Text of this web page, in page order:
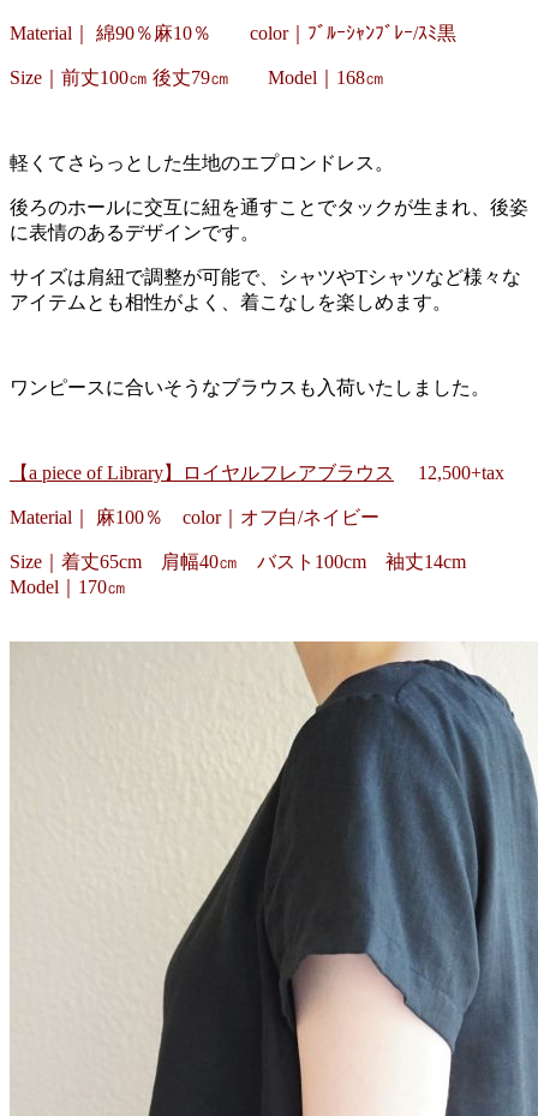
Material｜ 綿90％麻10％ color｜ﾌﾞﾙｰｼｬﾝﾌﾞﾚｰ/ｽﾐ黒
Size｜前丈100㎝ 後丈79㎝ Model｜168㎝
軽くてさらっとした生地のエプロンドレス。
後ろのホールに交互に紐を通すことでタックが生まれ、後姿
に表情のあるデザインです。
サイズは肩紐で調整が可能で、シャツやTシャツなど様々な
アイテムとも相性がよく、着こなしを楽しめます。
ワンピースに合いそうなブラウスも入荷いたしました。
【a piece of Library】ロイヤルフレアブラウス 12,500+tax
Material｜ 麻100％ color｜オフ白/ネイビー
Size｜着丈65cm 肩幅40㎝ バスト100cm 袖丈14cm
Model｜170㎝